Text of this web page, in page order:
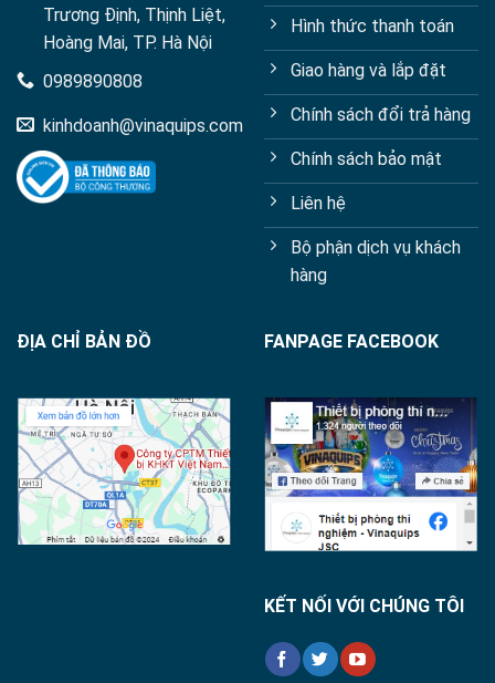
Trương Định, Thịnh Liệt,
Hoàng Mai, TP. Hà Nội
0989890808
kinhdoanh@vinaquips.com
Hình thức thanh toán
Giao hàng và lắp đặt
Chính sách đổi trả hàng
Chính sách bảo mật
Liên hệ
Bộ phận dịch vụ khách
hàng
ĐỊA CHỈ BẢN ĐỒ FANPAGE FACEBOOK
KẾT NỐI VỚI CHÚNG TÔI